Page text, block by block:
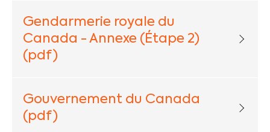
Gendarmerie royale du
Canada - Annexe (Étape 2)
(pdf)
Gouvernement du Canada
(pdf)